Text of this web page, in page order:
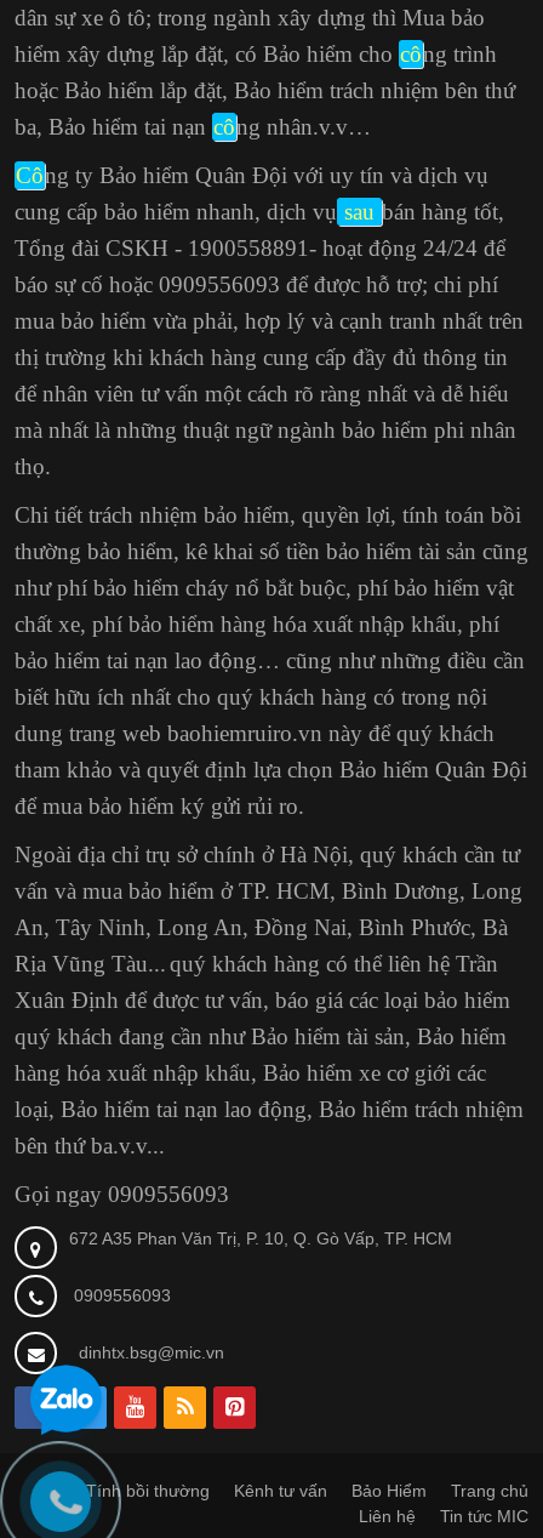
dân sự xe ô tô; trong ngành xây dựng thì Mua bảo
hiểm xây dựng lắp đặt, có Bảo hiểm cho công trình
hoặc Bảo hiểm lắp đặt, Bảo hiểm trách nhiệm bên thứ
ba, Bảo hiểm tai nạn công nhân.v.v…
Công ty Bảo hiểm Quân Đội với uy tín và dịch vụ
cung cấp bảo hiểm nhanh, dịch vụ sau bán hàng tốt,
Tổng đài CSKH - 1900558891- hoạt động 24/24 để
báo sự cố hoặc 0909556093 để được hỗ trợ; chi phí
mua bảo hiểm vừa phải, hợp lý và cạnh tranh nhất trên
thị trường khi khách hàng cung cấp đầy đủ thông tin
để nhân viên tư vấn một cách rõ ràng nhất và dễ hiểu
mà nhất là những thuật ngữ ngành bảo hiểm phi nhân
thọ.
Chi tiết trách nhiệm bảo hiểm, quyền lợi, tính toán bồi
thường bảo hiểm, kê khai số tiền bảo hiểm tài sản cũng
như phí bảo hiểm cháy nổ bắt buộc, phí bảo hiểm vật
chất xe, phí bảo hiểm hàng hóa xuất nhập khẩu, phí
bảo hiểm tai nạn lao động… cũng như những điều cần
biết hữu ích nhất cho quý khách hàng có trong nội
dung trang web baohiemruiro.vn này để quý khách
tham khảo và quyết định lựa chọn Bảo hiểm Quân Đội
để mua bảo hiểm ký gửi rủi ro.
Ngoài địa chỉ trụ sở chính ở Hà Nội, quý khách cần tư
vấn và mua bảo hiểm ở TP. HCM, Bình Dương, Long
An, Tây Ninh, Long An, Đồng Nai, Bình Phước, Bà
Rịa Vũng Tàu...quý khách hàng có thể liên hệ Trần
Xuân Định để được tư vấn, báo giá các loại bảo hiểm
quý khách đang cần như Bảo hiểm tài sản, Bảo hiểm
hàng hóa xuất nhập khẩu, Bảo hiểm xe cơ giới các
loại, Bảo hiểm tai nạn lao động, Bảo hiểm trách nhiệm
bên thứ ba.v.v...
Gọi ngay 0909556093
672 A35 Phan Văn Trị, P. 10, Q. Gò Vấp, TP. HCM
0909556093
dinhtx.bsg@mic.vn
Trang chủ
Bảo Hiểm
Kênh tư vấn
Tính bồi thường
Tin tức MIC
Liên hệ